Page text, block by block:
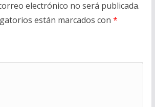
electrónico no será publicada.
están marcados con *